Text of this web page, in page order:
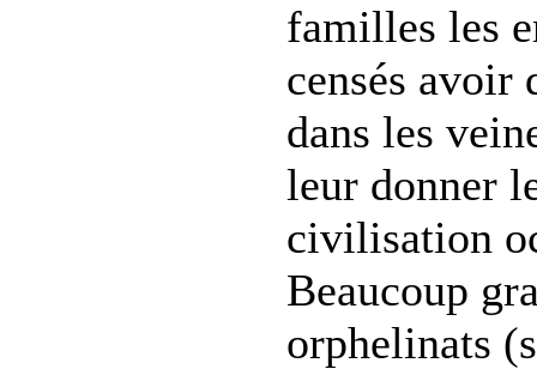
familles les
censés avoir
dans les
leur donner
civilisation
Beaucoup
orphelinats